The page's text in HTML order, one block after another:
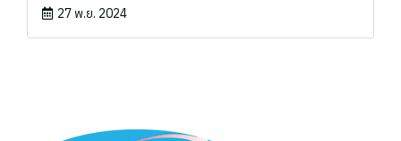
27 พ.ย. 2024